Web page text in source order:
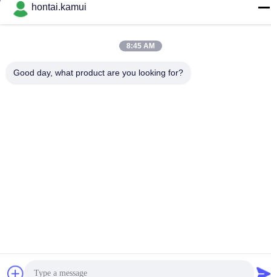
Τηλεφώνημα
hontai.kamui
8:45 AM
Good day, what product are you looking for?